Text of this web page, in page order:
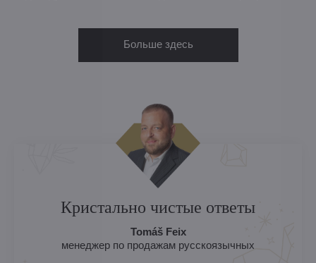
Больше здесь
Кристально чистые ответы
Tomáš Feix
менеджер по продажам русскоязычных